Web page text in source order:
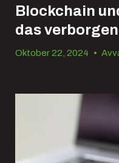
Blockchain
das
Oktober 22, 2024 •